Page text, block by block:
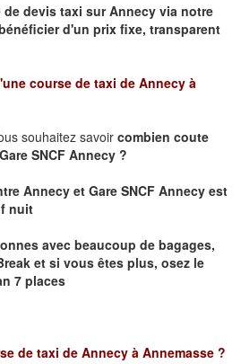
de devis taxi surAnnecy via notre
d'un prix fixe, transparent
course de taxi de Annecy à
souhaitez savoir combien coute
SNCF Annecy ?
Annecy et Gare SNCF Annecy est
nuit
avec beaucoup de bagages,
et si vous êtes plus, osez le
7 places
de taxi de Annecy à Annemasse ?